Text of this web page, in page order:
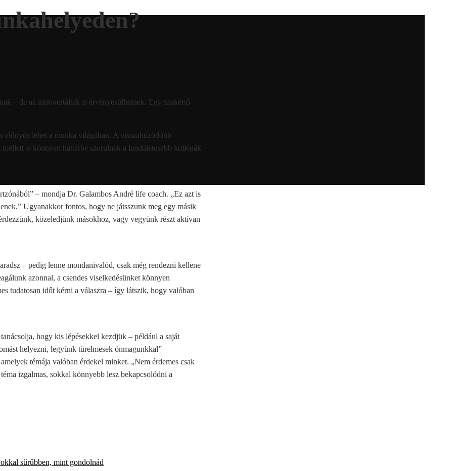
– de az introvertáltak is érvényesülhetnek. Egy szakértő
lehet a munka világában. A visszahúzódóbb
is könnyen háttérbe szorulnak a lendületesebb kollégák
– mondja Dr. Galambos André life coach. „Ez azt is
Ugyanakkor fontos, hogy ne játsszunk meg egy másik
közeledjünk másokhoz, vagy vegyünk részt aktívan
– pedig lenne mondanivalód, csak még rendezni kellene
azonnal, a csendes viselkedésünket könnyen
tudatosan időt kérni a válaszra – így látszik, hogy valóban
hogy kis lépésekkel kezdjük – például a saját
helyezni, legyünk türelmesek önmagunkkal” –
témája valóban érdekel minket. „Nem érdemes csak
izgalmas, sokkal könnyebb lesz bekapcsolódni a